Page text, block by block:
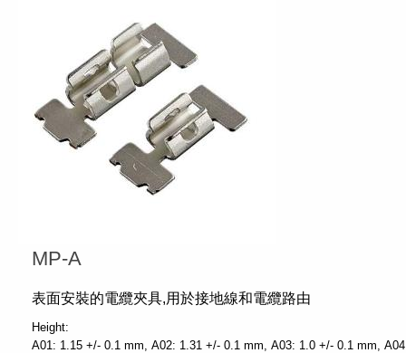
MP-A
表面安裝的電纜夾具,用於接地線和電纜路由
Height:
A01: 1.15 +/- 0.1 mm A02: 1.31 +/- 0.1 mm A03: 1.0 +/- 0.1 mm